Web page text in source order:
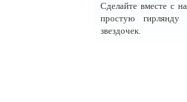
Сделайте вместе с
простую
звездочек.